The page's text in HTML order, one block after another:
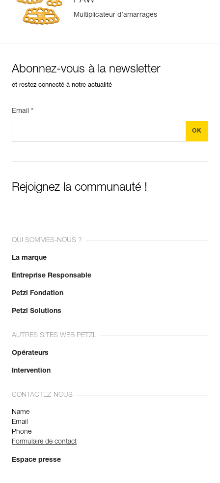
Multiplicateur d’amarrages
Abonnez-vous à la newsletter
et restez connecté à notre actualité
Email *
Rejoignez la communauté !
QUI SOMMES-NOUS ?
La marque
Entreprise Responsable
Petzl Fondation
Petzl Solutions
AUTRES SITES WEB PETZL
Opérateurs
Intervention
CONTACTEZ-NOUS
Name
Email
Phone
Formulaire de contact
Espace presse